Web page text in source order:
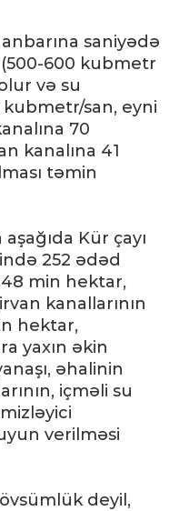
saniyədə
600 kubmetr
və su
kubmetr/san, eyni
70
kanalına 41
təmin
Kür çayı
252 ədəd
min hektar,
kanallarının
hektar,
yaxın əkin
əhalinin
içməli su
verilməsi
deyil,